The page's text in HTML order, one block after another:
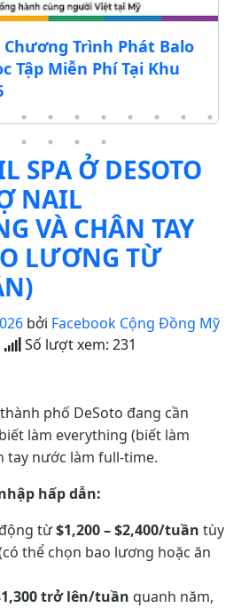
Trình Phát Balo
Miễn Phí Tại Khu
SPA Ở DESOTO
NAIL
VÀ CHÂN TAY
LƯƠNG TỪ
bởi Facebook Cộng Đồng Mỹ
Số lượt xem: 231
phố DeSoto đang cần
làm everything (biết làm
tay nước làm full-time.
hấp dẫn:
từ$1,200 – $2,400/tuần tùy
thể chọn bao lương hoặc ăn
trở lên/tuần quanh năm,